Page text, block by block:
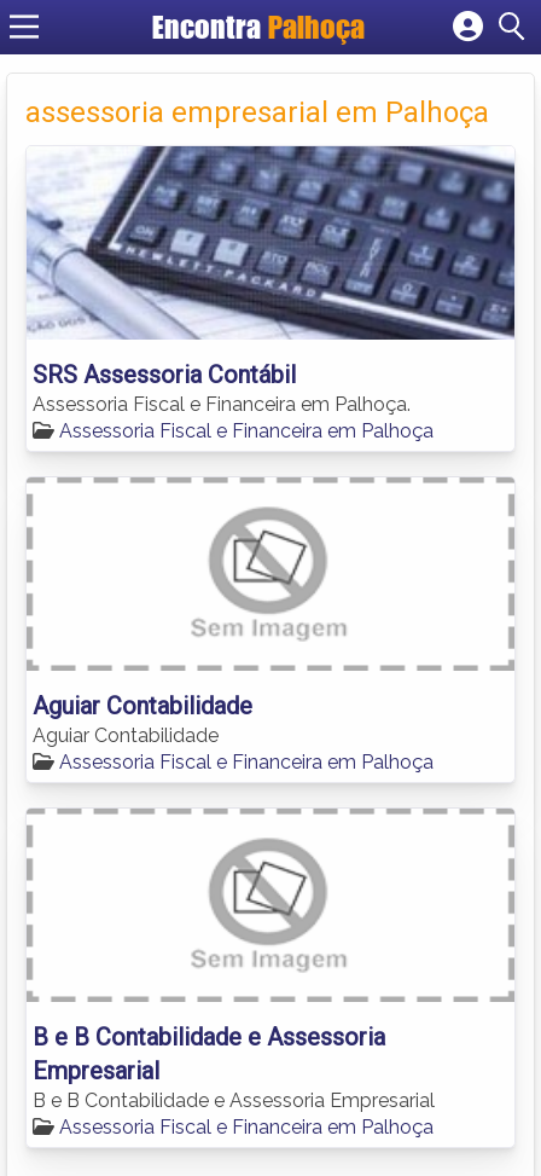
EncontraPalhoça
Cadastrar empresa
Criar conta
assessoria empresarial em Palhoça
SRS Assessoria Contábil
Assessoria Fiscal e Financeira em Palhoça.
Assessoria Fiscal e Financeira em Palhoça
Aguiar Contabilidade
Aguiar Contabilidade
Assessoria Fiscal e Financeira em Palhoça
B e B Contabilidade e Assessoria
Empresarial
B e B Contabilidade e Assessoria Empresarial
Assessoria Fiscal e Financeira em Palhoça